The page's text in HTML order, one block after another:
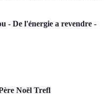
- De l'énergie a revendre -
Noël Trefl